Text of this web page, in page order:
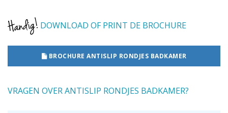
DOWNLOAD OF PRINT DE BROCHURE
BROCHURE ANTISLIP RONDJES BADKAMER
VRAGEN OVER ANTISLIP RONDJES BADKAMER?